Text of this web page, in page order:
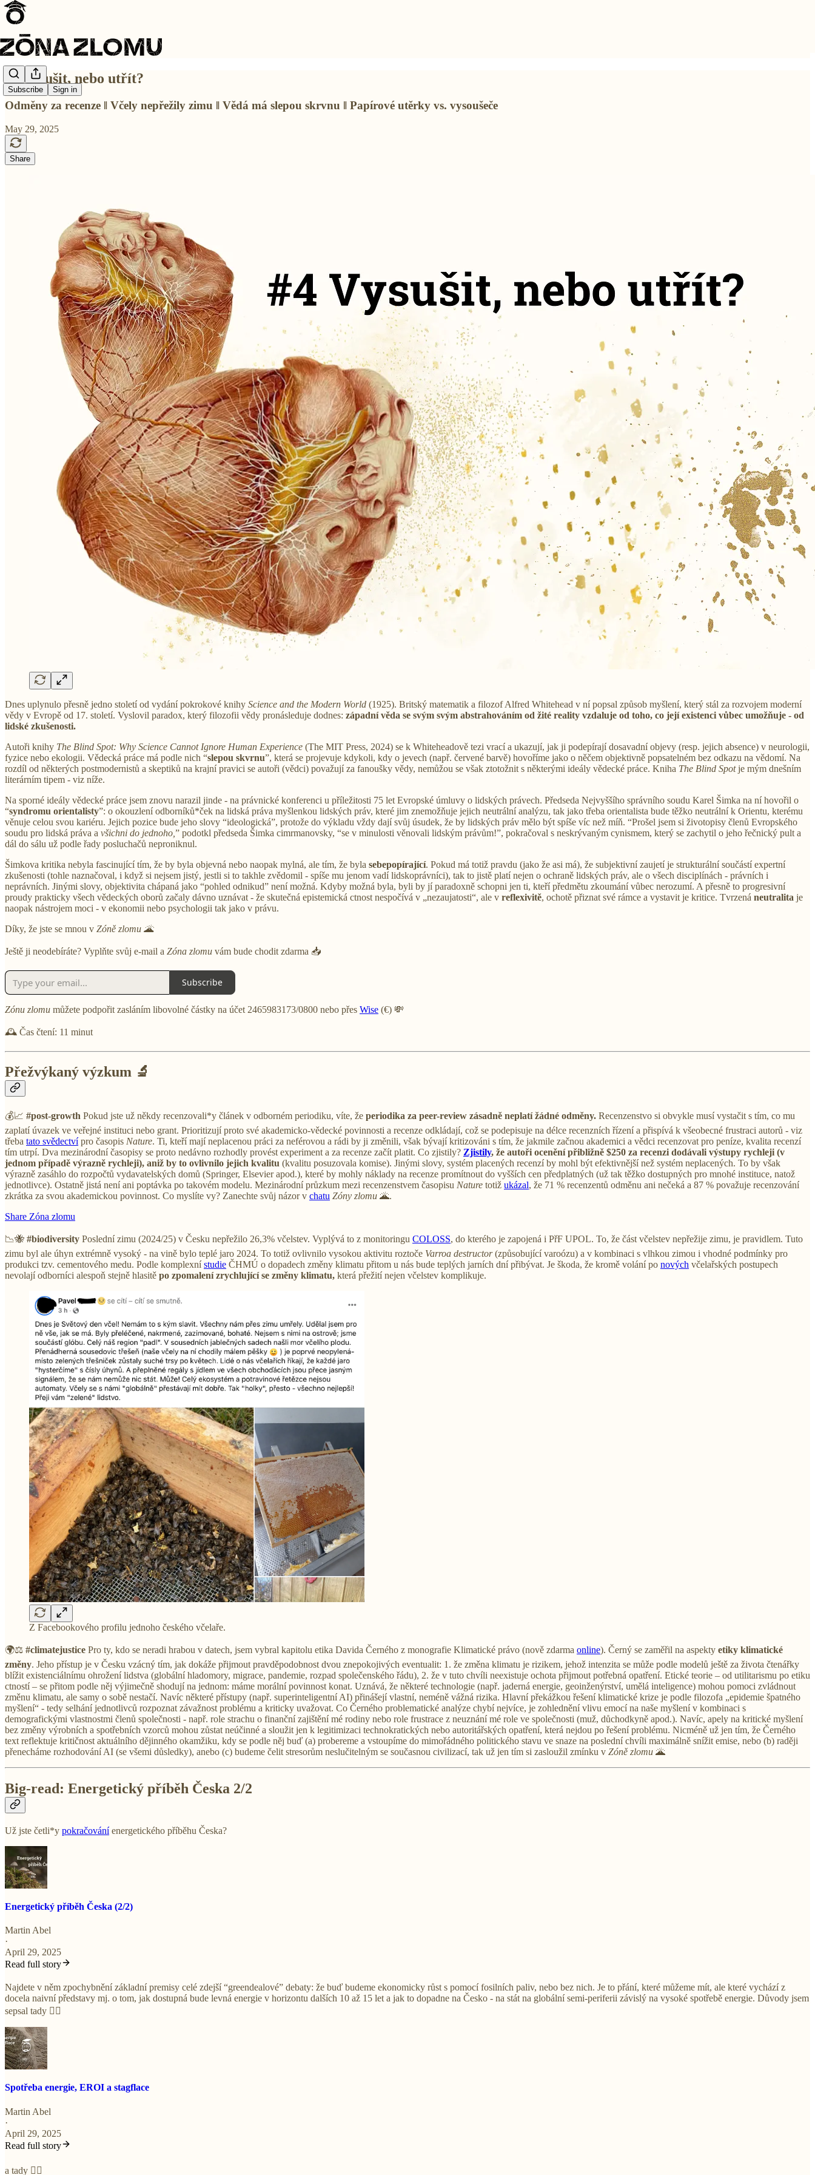
Subscribe Sign in
#4 Vysušit, nebo utřít?
Odměny za recenze ‖ Včely nepřežily zimu ‖ Vědá má slepou skrvnu ‖ Papírové utěrky vs. vysoušeče
May 29, 2025
Share
Dnes uplynulo přesně jedno století od vydání pokrokové knihy Science and the Modern World (1925). Britský matematik a filozof Alfred Whitehead v ní popsal způsob myšlení, který stál za rozvojem moderní
vědy v Evropě od 17. století. Vyslovil paradox, který filozofii vědy pronásleduje dodnes: západní věda se svým svým abstrahováním od žité reality vzdaluje od toho, co její existenci vůbec umožňuje - od
lidské zkušenosti.
Autoři knihy The Blind Spot: Why Science Cannot Ignore Human Experience (The MIT Press, 2024) se k Whiteheadově tezi vrací a ukazují, jak ji podepírají dosavadní objevy (resp. jejich absence) v neurologii,
fyzice nebo ekologii. Vědecká práce má podle nich “slepou skvrnu”, která se projevuje kdykoli, kdy o jevech (např. červené barvě) hovoříme jako o něčem objektivně popsatelném bez odkazu na vědomí. Na
rozdíl od některých postmodernistů a skeptiků na krajní pravici se autoři (vědci) považují za fanoušky vědy, nemůžou se však ztotožnit s některými ideály vědecké práce. Kniha The Blind Spotje mým dnešním
literárním tipem - viz níže.
Na sporné ideály vědecké práce jsem znovu narazil jinde - na právnické konferenci u příležitosti 75 let Evropské úmluvy o lidských právech. Předseda Nejvyššího správního soudu Karel Šimka na ní hovořil o
“syndromu orientalisty”: o okouzlení odborníků*ček na lidská práva myšlenkou lidských práv, které jim znemožňuje jejich neutrální analýzu, tak jako třeba orientalista bude těžko neutrální k Orientu, kterému
věnuje celou svou kariéru. Jejich pozice bude jeho slovy “ideologická”, protože do výkladu vždy dají svůj úsudek, že by lidských práv mělo být spíše víc než míň. “Prošel jsem si životopisy členů Evropského
soudu pro lidská práva a všichni do jednoho, ” podotkl předseda Šimka cimrmanovsky, “se v minulosti věnovali lidským právům!”, pokračoval s neskrývaným cynismem, který se zachytil o jeho řečnický pult a
dál do sálu už podle řady posluchačů neproniknul.
Šimkova kritika nebyla fascinující tím, že by byla objevná nebo naopak mylná, ale tím, že byla sebepopírající. Pokud má totiž pravdu (jako že asi má), že subjektivní zaujetí je strukturální součástí expertní
zkušenosti (tohle naznačoval, i když si nejsem jistý, jestli si to takhle zvědomil - spíše mu jenom vadí lidskoprávníci), tak to jistě platí nejen o ochraně lidských práv, ale o všech disciplínách - právních i
neprávních. Jinými slovy, objektivita chápaná jako “pohled odnikud” není možná. Kdyby možná byla, byli by jí paradoxně schopni jen ti, kteří předmětu zkoumání vůbec nerozumí. A přesně to progresivní
proudy prakticky všech vědeckých oborů začaly dávno uznávat - že skutečná epistemická ctnost nespočívá v „nezaujatosti“, ale v reflexivitě, ochotě přiznat své rámce a vystavit je kritice. Tvrzená neutralita je
naopak nástrojem moci - v ekonomii nebo psychologii tak jako v právu.
Díky, že jste se mnou v Zóně zlomu 🌋
Ještě ji neodebíráte? Vyplňte svůj e-mail a Zóna zlomu vám bude chodit zdarma 📥
Subscribe
Zónu zlomu můžete podpořit zasláním libovolné částky na účet 2465983173/0800 nebo přes Wise (€) 💸
🕰️ Čas čtení: 11 minut
Přežvýkaný výzkum 🔬
💰📈 #post-growth Pokud jste už někdy recenzovali*y článek v odborném periodiku, víte, že periodika za peer-review zásadně neplatí žádné odměny. Recenzenstvo si obvykle musí vystačit s tím, co mu
zaplatí úvazek ve veřejné instituci nebo grant. Prioritizují proto své akademicko-vědecké povinnosti a recenze odkládají, což se podepisuje na délce recenzních řízení a přispívá k všeobecné frustraci autorů - viz
třeba tato svědectvípro časopis Nature. Ti, kteří mají neplacenou práci za neférovou a rádi by ji změnili, však bývají kritizováni s tím, že jakmile začnou akademici a vědci recenzovat pro peníze, kvalita recenzí
tím utrpí. Dva mezinárodní časopisy se proto nedávno rozhodly provést experiment a za recenze začít platit. Co zjistily? Zjistily, že autoři ocenění přibližně $250 za recenzi dodávali výstupy rychleji (v
jednom případě výrazně rychleji), aniž by to ovlivnilo jejich kvalitu (kvalitu posuzovala komise). Jinými slovy, systém placených recenzí by mohl být efektivnější než systém neplacených. To by však
výrazně zasáhlo do rozpočtů vydavatelských domů (Springer, Elsevier apod.), které by mohly náklady na recenze promítnout do vyšších cen předplatných (už tak těžko dostupných pro mnohé instituce, natož
jednotlivce). Ostatně jistá není ani poptávka po takovém modelu. Mezinárodní průzkum mezi recenzenstvem časopisu Nature totiž ukázal, že 71 % recenzentů odměnu ani nečeká a 87 % považuje recenzování
zkrátka za svou akademickou povinnost. Co myslíte vy? Zanechte svůj názor v chatu Zóny zlomu 🌋.
Share Zóna zlomu
📉🐝 #biodiversity Poslední zimu (2024/25) v Česku nepřežilo 26,3% včelstev. Vyplývá to z monitoringu COLOSS, do kterého je zapojená i PřF UPOL. To, že část včelstev nepřežije zimu, je pravidlem. Tuto
zimu byl ale úhyn extrémně vysoký - na vině bylo teplé jaro 2024. To totiž ovlivnilo vysokou aktivitu roztoče Varroa destructor(způsobující varoózu) a v kombinaci s vlhkou zimou i vhodné podmínky pro
produkci tzv. cementového medu. Podle komplexnístudie ČHMÚ o dopadech změny klimatu přitom u nás bude teplých jarních dní přibývat. Je škoda, že kromě volání po nových včelařských postupech
nevolají odborníci alespoň stejně hlasitě po zpomalení zrychlující se změny klimatu, která přežití nejen včelstev komplikuje.
Z Facebookového profilu jednoho českého včelaře.
🌍⚖️ #climatejustice Pro ty, kdo se neradi hrabou v datech, jsem vybral kapitolu etika Davida Černého z monografie Klimatické právo (nově zdarma online). Černý se zaměřil na aspekty etiky klimatické
změny. Jeho přístup je v Česku vzácný tím, jak dokáže přijmout pravděpodobnost dvou znepokojivých eventualit: 1. že změna klimatu je rizikem, jehož intenzita se může podle modelů ještě za života čtenářky
blížit existenciálnímu ohrožení lidstva (globální hladomory, migrace, pandemie, rozpad společenského řádu), 2. že v tuto chvíli neexistuje ochota přijmout potřebná opatření. Etické teorie – od utilitarismu po etiku
ctností – se přitom podle něj výjimečně shodují na jednom: máme morální povinnost konat. Uznává, že některé technologie (např. jaderná energie, geoinženýrství, umělá inteligence) mohou pomoci zvládnout
změnu klimatu, ale samy o sobě nestačí. Navíc některé přístupy (např. superinteligentní AI) přinášejí vlastní, neméně vážná rizika. Hlavní překážkou řešení klimatické krize je podle filozofa „epidemie špatného
myšlení“ - tedy selhání jednotlivců rozpoznat závažnost problému a kriticky uvažovat. Co Černého problematické analýze chybí nejvíce, je zohlednění vlivu emocí na naše myšlení v kombinaci s
demografickými vlastnostmi členů společnosti - např. role strachu o finanční zajištění mé rodiny nebo role frustrace z neuznání mé role ve společnosti (muž, důchodkyně apod.). Navíc, apely na kritické myšlení
bez změny výrobních a spotřebních vzorců mohou zůstat neúčinné a sloužit jen k legitimizaci technokratických nebo autoritářských opatření, která nejdou po řešení problému. Nicméně už jen tím, že Černého
text reflektuje kritičnost aktuálního dějinného okamžiku, kdy se podle něj buď (a) probereme a vstoupíme do mimořádného politického stavu ve snaze na poslední chvíli maximálně snížit emise, nebo (b) raději
přenecháme rozhodování AI (se všemi důsledky), anebo (c) budeme čelit stresorům neslučitelným se současnou civilizací, tak už jen tím si zasloužil zmínku v Zóně zlomu 🌋
Big-read: Energetický příběh Česka 2/2
Už jste četli*y pokračováníenergetického příběhu Česka?
Energetický příběh Česka (2/2)
Martin Abel
·
April 29, 2025
Read full story
Najdete v něm zpochybnění základní premisy celé zdejší “greendealové” debaty: že buď budeme ekonomicky růst s pomocí fosilních paliv, nebo bez nich. Je to přání, které můžeme mít, ale které vychází z
docela naivní představy mj. o tom, jak dostupná bude levná energie v horizontu dalších 10 až 15 let a jak to dopadne na Česko - na stát na globální semi-periferii závislý na vysoké spotřebě energie. Důvody jsem
sepsal tady 👇🏼
Spotřeba energie, EROI a stagflace
Martin Abel
·
April 29, 2025
Read full story
a tady 👇🏼